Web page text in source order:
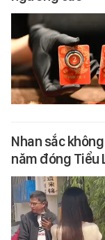
Nhan sắc
năm đóng Tiểu